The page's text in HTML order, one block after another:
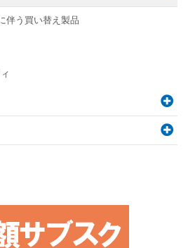
伴う買い替え製品